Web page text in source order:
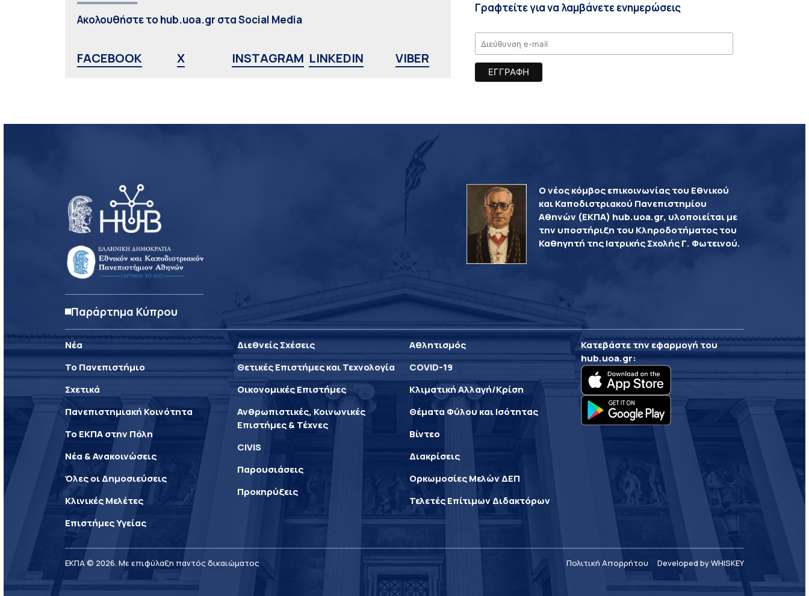
Ακολουθήστε το hub.uoa.gr στα Social Media
FACEBOOK X INSTAGRAM LINKEDIN VIBER
Γραφτείτε για να λαμβάνετε ενημερώσεις
Παράρτημα Κύπρου
Ο νέος κόμβος επικοινωνίας του Εθνικού
και Καποδιστριακού Πανεπιστημίου
Αθηνών (ΕΚΠΑ) hub.uoa.gr, υλοποιείται με
την υποστήριξη του Κληροδοτήματος του
Καθηγητή της Ιατρικής Σχολής Γ. Φωτεινού.
Νέα
Το Πανεπιστήμιο
Σχετικά
Πανεπιστημιακή Κοινότητα
Το ΕΚΠΑ στην Πόλη
Νέα & Ανακοινώσεις
Όλες οι Δημοσιεύσεις
Κλινικές Μελέτες
Επιστήμες Υγείας
Διεθνείς Σχέσεις
Θετικές Επιστήμες και Τεχνολογία
Οικονομικές Επιστήμες
Ανθρωπιστικές, Κοινωνικές
Επιστήμες & Τέχνες
CIVIS
Παρουσιάσεις
Προκηρύξεις
Αθλητισμός
COVID-19
Κλιματική Αλλαγή/Κρίση
Θέματα Φύλου και Ισότητας
Βίντεο
Διακρίσεις
Ορκωμοσίες Μελών ΔΕΠ
Τελετές Επίτιμων Διδακτόρων
Κατεβάστε την εφαρμογή του
hub.uoa.gr:
ΕΚΠΑ © 2026. Με επιφύλαξη παντός δικαιώματος Πολιτική Απορρήτου Developed by WHISKEY